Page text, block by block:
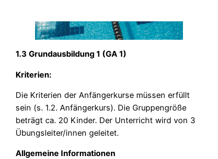
1.3 Grundausbildung 1 (GA 1)
Kriterien:
Die Kriterien der Anfängerkurse müssen erfüllt
sein (s. 1.2. Anfängerkurs). Die Gruppengröße
beträgt ca. 20 Kinder. Der Unterricht wird von 3
Übungsleiter/innen geleitet.
Allgemeine Informationen